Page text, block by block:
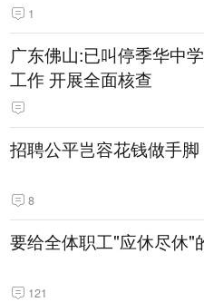
1
广东佛山:已叫停季华中
工作 开展全面核查
招聘公平岂容花钱做手脚
8
要给全体职工"应休尽休"
121